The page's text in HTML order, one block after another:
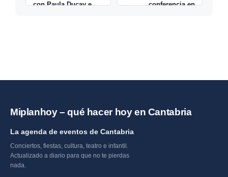
con Paula Ducay e
conferencia en
Miplanhoy – qué hacer hoy en Cantabria
La agenda de eventos de Cantabria
Conciertos, fiestas, cultura, teatro e infantil.
Actualizado a diario para que no te pierdas
nada.